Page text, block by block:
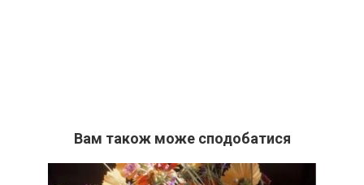
Вам також може сподобатися